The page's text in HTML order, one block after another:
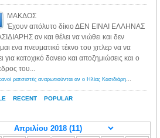
RECENT POPULAR
ΜΑΚΔΟΣ
Έχουν απόλυτο δίκιο ΔΕΝ ΕΙΝΑΙ ΕΛΛΗΝΑΣ
αν και θέλει να νιώθει και δεν
ενα πνευματικό τέκνο του χιτλερ να να
για κατοχικό δανειο και αποζημιώσεις και ο
του...
Αμερικανοί ρατσιστές αναρωτιούνται αν ο Ηλίας Κασιδιάρης ανήκει στη λευκή φυλή... - Λόγιος Ερμής